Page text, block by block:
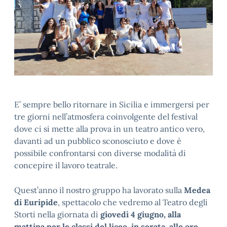
E’ sempre bello ritornare in Sicilia e immergersi per
tre giorni nell’atmosfera coinvolgente del festival
dove ci si mette alla prova in un teatro antico vero,
davanti ad un pubblico sconosciuto e dove è
possibile confrontarsi con diverse modalità di
concepire il lavoro teatrale.
Quest’anno il nostro gruppo ha lavorato sulla Medea
di Euripide, spettacolo che vedremo al Teatro degli
Storti nella giornata di giovedì 4 giugno, alla